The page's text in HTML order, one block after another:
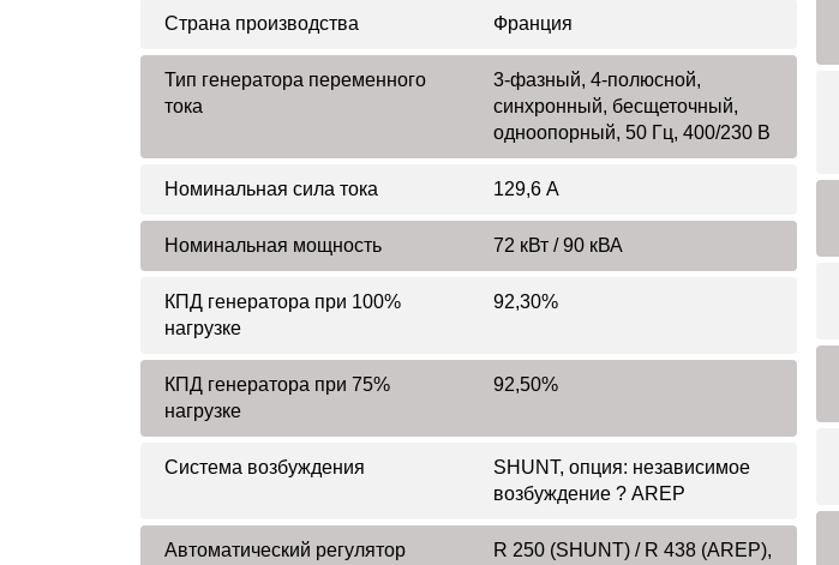
Страна производства Франция
Тип генератора переменного
тока
3-фазный, 4-полюсной,
синхронный, бесщеточный,
одноопорный, 50 Гц, 400/230 В
Номинальная сила тока 129,6 А
Номинальная мощность 72 кВт / 90 кВА
КПД генератора при 100%
нагрузке
92,30%
КПД генератора при 75%
нагрузке
92,50%
Система возбуждения
SHUNT, опция: независимое
возбуждение ? AREP
Автоматический регулятор R 250 (SHUNT) / R 438 (AREP),